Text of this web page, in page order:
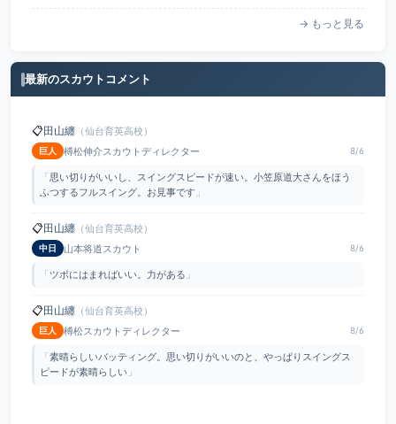
→ もっと見る
最新のスカウトコメント
📋田山纏 （仙台育英高校）
巨人 榑松伸介スカウトディレクター 8/6
「思い切りがいいし、スイングスピードが速い。小笠原道大さんをほう
ふつするフルスイング。お見事です 」
📋田山纏 （仙台育英高校）
中日 山本将道スカウト 8/6
「ツボにはまればいい。力がある 」
📋田山纏 （仙台育英高校）
巨人 榑松スカウトディレクター 8/6
「素晴らしいバッティング。思い切りがいいのと、やっぱりスイングス
ピードが素晴らしい 」